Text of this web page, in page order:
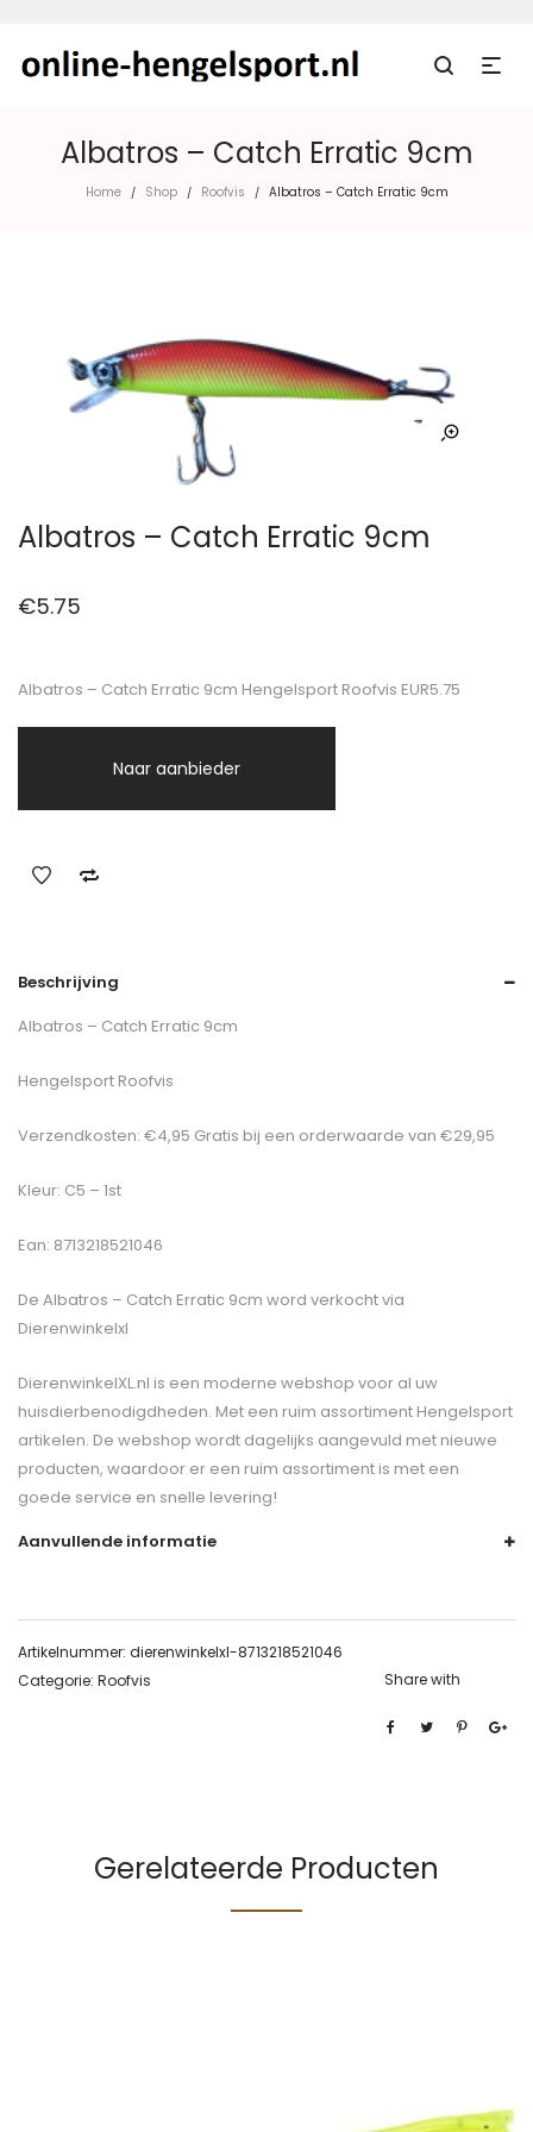
Albatros – Catch Erratic 9cm
Home / Shop / Roofvis / Albatros – Catch Erratic 9cm
Albatros – Catch Erratic 9cm
€5.75
Albatros – Catch Erratic 9cm Hengelsport Roofvis EUR5.75
Naar aanbieder
Beschrijving
Albatros – Catch Erratic 9cm
Hengelsport Roofvis
Verzendkosten: €4,95 Gratis bij een orderwaarde van €29,95
Kleur: C5 – 1st
Ean: 8713218521046
De Albatros – Catch Erratic 9cm word verkocht via
Dierenwinkelxl
DierenwinkelXL.nl is een moderne webshop voor al uw
huisdierbenodigdheden. Met een ruim assortiment Hengelsport
artikelen. De webshop wordt dagelijks aangevuld met nieuwe
producten, waardoor er een ruim assortiment is met een
goede service en snelle levering!
Aanvullende informatie
Artikelnummer: dierenwinkelxl-8713218521046
Categorie: Roofvis Share with
Gerelateerde Producten